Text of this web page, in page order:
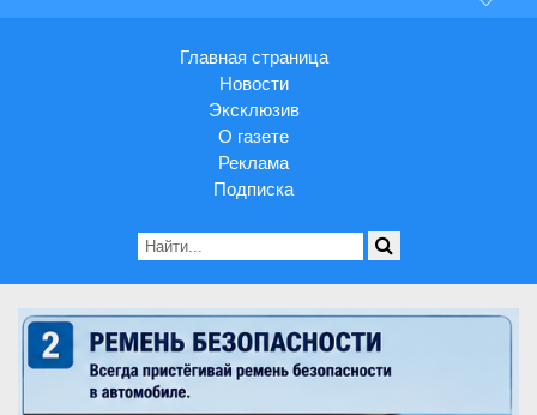
Главная страница
Новости
Эксклюзив
О газете
Реклама
Подписка